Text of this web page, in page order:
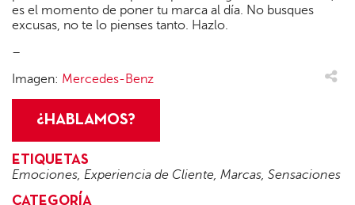
es el momento de poner tu marca al día. No busques
excusas, no te lo pienses tanto. Hazlo.
–
Imagen: Mercedes-Benz
¿HABLAMOS?
ETIQUETAS
Emociones, Experiencia de Cliente, Marcas, Sensaciones
CATEGORÍA